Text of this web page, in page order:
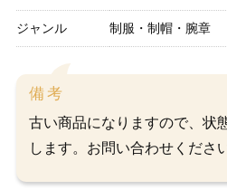
ジャンル 制服・制帽・腕章
備考
古い商品になりますので、状
します。お問い合わせください